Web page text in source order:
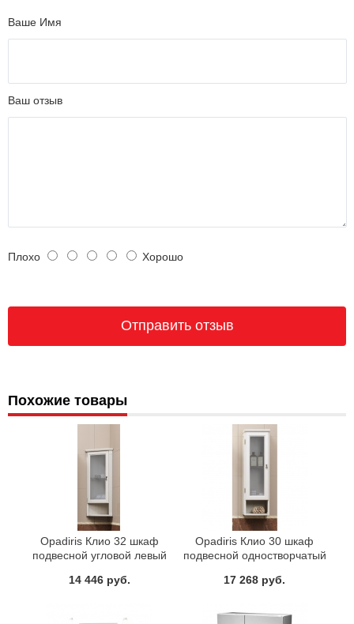
Ваше Имя
Ваш отзыв
Плохо Хорошо
Похожие товары
Opadiris Клио 32 шкаф
подвесной угловой левый
антикварный Нагал, Р46 или
14 446 руб.
Opadiris Клио 30 шкаф
подвесной одностворчатый
антикварный Нагал, Р46 или
17 268 руб.